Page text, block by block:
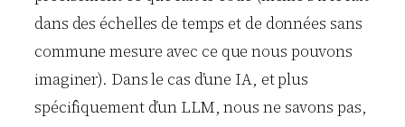
dans des échelles de temps et de données sans
commune mesure avec ce que nous pouvons
imaginer). Dans le cas d’une IA, et plus
spécifiquement d’un LLM, nous ne savons pas,